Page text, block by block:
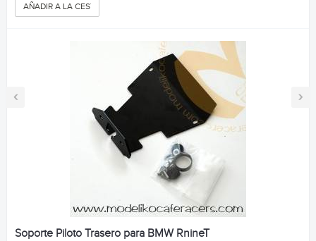
‹ ›
AÑADIR A LA CESTA
Soporte Piloto Trasero para BMW RnineT